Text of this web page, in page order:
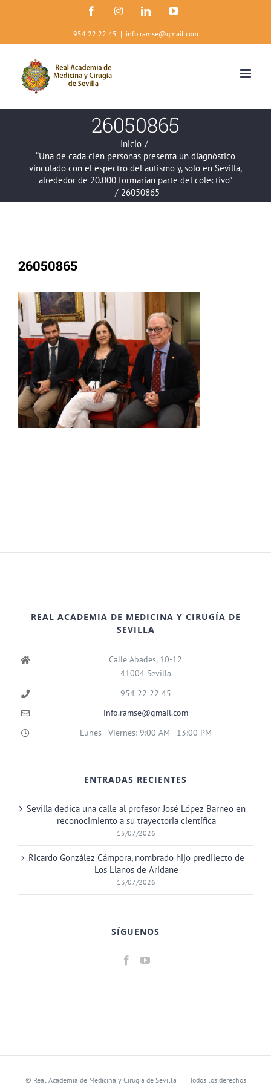
FacebookInstagramLinkedInYouTube
954 22 22 45 | info.ramse@gmail.com
26050865
Inicio /
“Una de cada cien personas presenta un diagnóstico
vinculado con el espectro del autismo y, solo en Sevilla,
alrededor de 20.000 formarían parte del colectivo”
/ 26050865
26050865
REAL ACADEMIA DE MEDICINA Y CIRUGÍA DE
SEVILLA
Calle Abades, 10-12
41004 Sevilla
954 22 22 45
info.ramse@gmail.com
Lunes - Viernes: 9:00 AM - 13:00 PM
ENTRADAS RECIENTES
Sevilla dedica una calle al profesor José López Barneo en
reconocimiento a su trayectoria científica
15/07/2026
Ricardo González Cámpora, nombrado hijo predilecto de
Los Llanos de Aridane
13/07/2026
SÍGUENOS
© Real Academia de Medicina y Cirugia de Sevilla | Todos los derechos